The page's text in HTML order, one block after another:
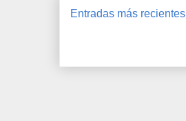
Entradas más recientes